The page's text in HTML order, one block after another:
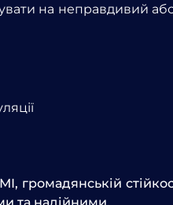
на неправдивий
громадянській
та надійними.